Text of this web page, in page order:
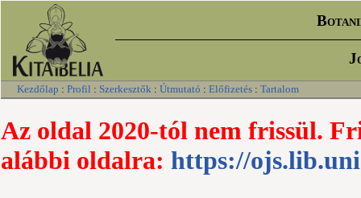
Kezdőlap : Profil : Szerkesztők : Útmutató : Előfizetés : Tartalom
Az oldal 2020-tól nem frissül.
alábbi oldalra: https://